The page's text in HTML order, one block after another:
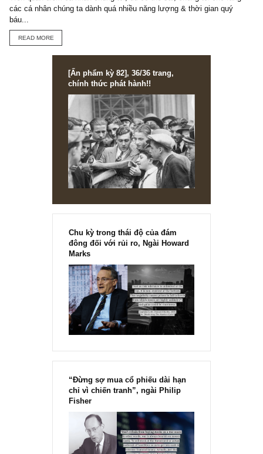
nhớ đến lịch sử, thì ắt sẽ lặp lại nó –
George Santayana
Đặt mua ấn phẩm đầu tư giá trị Golden Newsletter Vietnam:
who cannot remember the past, are condemned to repeat it...
NEWS, TECH & QUOTES
Chuyển động tin tức tháng 03.2019:
điểm nhạy cảm trước kết quả kinh
Trên quan điểm cá nhân chúng tôi, dù có thể sai, chúng tôi cho
[Ấn phẩm kỳ 82], 36/36 trang,
chính thức phát hành!!
Chu kỳ trong thái độ của đám